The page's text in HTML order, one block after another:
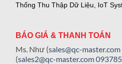
Thống Thu Thập Dữ Liệu, IoT
BÁO GIÁ & THANH TOÁN
Ms. Như (sales@qc-master.com
(sales2@qc-master.com